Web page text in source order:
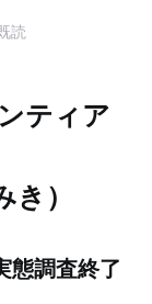
読
ティア
）
態調査終了